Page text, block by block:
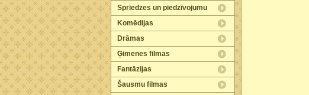
Spriedzes un piedzīvojumu
Komēdijas
Drāmas
Ģimenes filmas
Fantāzijas
Šausmu filmas